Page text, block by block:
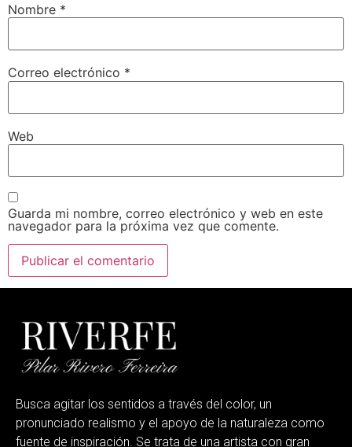
Nombre *
Correo electrónico *
Web
Guarda mi nombre, correo electrónico y web en este
navegador para la próxima vez que comente.
Busca agitar los sentidos a través del color, un
pronunciado realismo y el apoyo de la naturaleza como
fuente de inspiración. Se trata de una artista con gran